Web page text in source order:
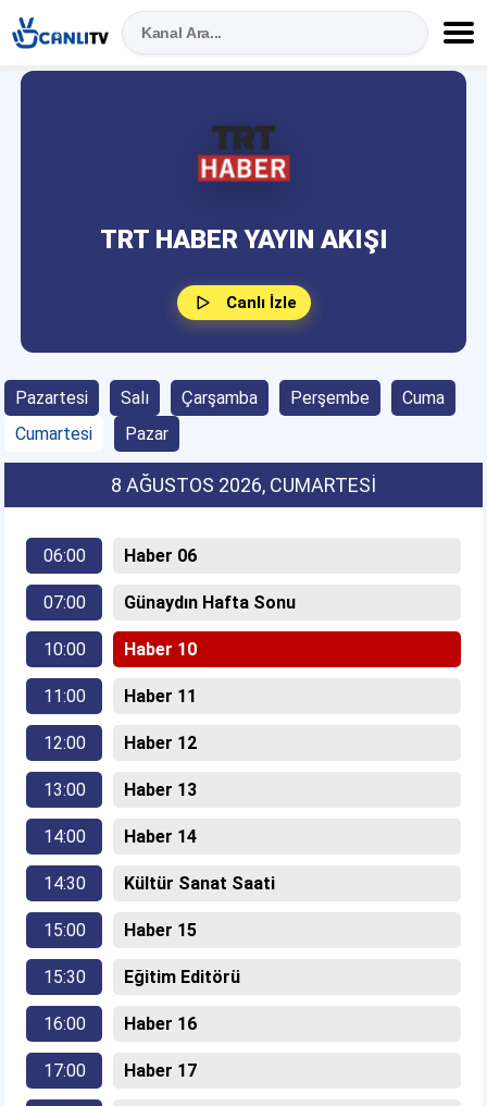
TRT HABER YAYIN AKIŞI
Canlı İzle
Pazartesi Salı Çarşamba Perşembe
Cuma
Cumartesi
Pazar
8 AĞUSTOS 2026, CUMARTESI
06:00 Haber 06
07:00 Günaydın Hafta Sonu
10:00 Haber 10
11:00 Haber 11
12:00 Haber 12
13:00 Haber 13
14:00 Haber 14
14:30 Kültür Sanat Saati
15:00 Haber 15
15:30 Eğitim Editörü
16:00 Haber 16
17:00 Haber 17